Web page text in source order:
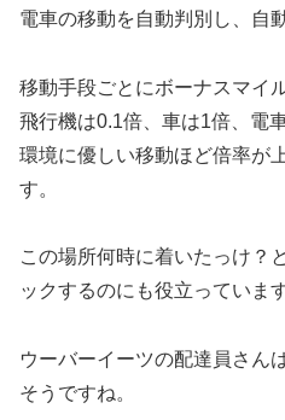
電車の移動を自動判別し、自
移動手段ごとにボーナスマイ
飛行機は0.1倍、車は1倍、電
環境に優しい移動ほど倍率が
す。
この場所何時に着いたっけ？
ックするのにも役立っています
ウーバーイーツの配達員さん
そうですね。